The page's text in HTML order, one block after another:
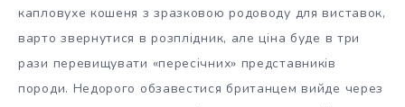
капловухе кошеня з зразковою родоводу для виставок,
варто звернутися в розплідник, але ціна буде в три
рази перевищувати «пересічних» представників
породи. Недорого обзавестися британцем вийде через